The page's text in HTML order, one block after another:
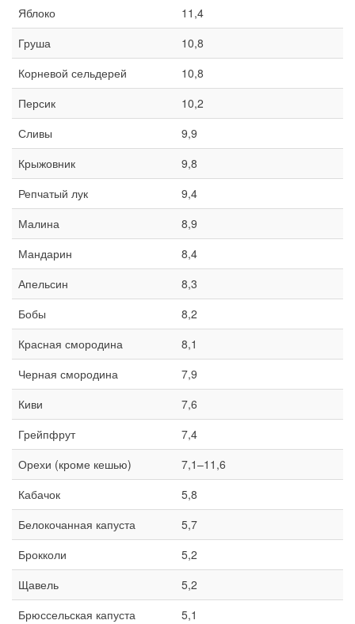
Яблоко
11,4
Груша
10,8
Корневой сельдерей
10,8
Персик
10,2
Сливы
9,9
Крыжовник
9,8
Репчатый лук
9,4
Малина
8,9
Мандарин
8,4
Апельсин
8,3
Бобы
8,2
Красная смородина
8,1
Черная смородина
7,9
Киви
7,6
Грейпфрут
7,4
Орехи (кроме кешью)
7,1–11,6
Кабачок
5,8
Белокочанная капуста
5,7
Брокколи
5,2
Щавель
5,2
Брюссельская капуста
5,1